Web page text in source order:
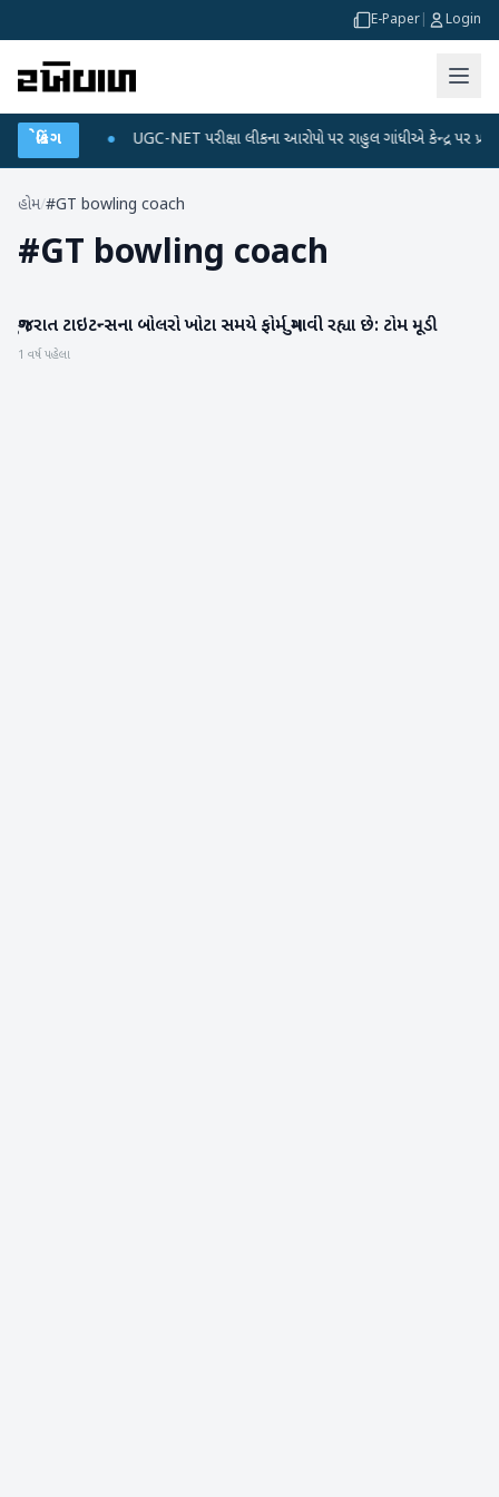
E-Paper Login
બ્રેકિંગ
પ્લાન UGC-NET પરીક્ષા લીકના આરોપો પર રાહુલ ગાંધીએ કેન્દ્ર પર પ્રહાર
હોમ/#GT bowling coach
#GT bowling coach
રમતગમત
ગુજરાત ટાઇટન્સના બોલરો ખોટા સમયે ફોર્મ ગુમાવી રહ્યા છે: ટોમ મૂડી
1 વર્ષ પહેલા